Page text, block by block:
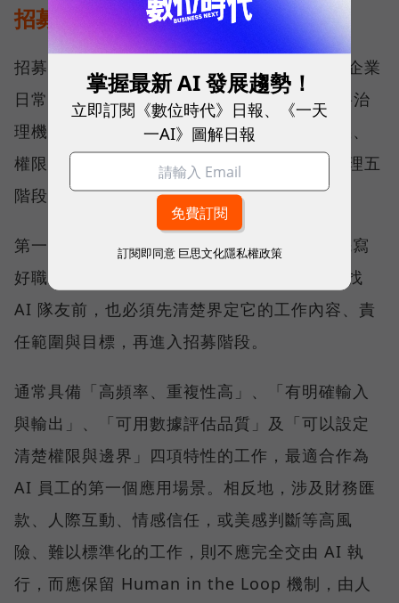
招募只是開始，AI 員工更需要管理
招募只是第一步。真正決定 AI 員工能否進入企業
日常營運的關鍵，在於治理。為此，ORRA 將治
理機制納入平台設計，建立一套涵蓋角色定義、
權限設定、測試驗證到持續優化的 AI 員工管理五
階段。
第一階段是定義角色，如同招募人才前必須先寫
好職務說明（Job Description），企業在尋找
AI 隊友前，也必須先清楚界定它的工作內容、責
任範圍與目標，再進入招募階段。
通常具備「高頻率、重複性高」、「有明確輸入
與輸出」、「可用數據評估品質」及「可以設定
清楚權限與邊界」四項特性的工作，最適合作為
AI 員工的第一個應用場景。相反地，涉及財務匯
款、人際互動、情感信任，或美感判斷等高風
險、難以標準化的工作，則不應完全交由 AI 執
行，而應保留 Human in the Loop 機制，由人
掌握最新 AI 發展趨勢！
立即訂閱《數位時代》日報、《一天
一AI》圖解日報
訂閱即同意 巨思文化隱私權政策